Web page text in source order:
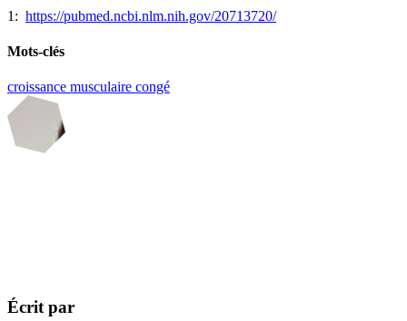
1: https://pubmed.ncbi.nlm.nih.gov/20713720/
Mots-clés
croissance musculaire congé
Écrit par